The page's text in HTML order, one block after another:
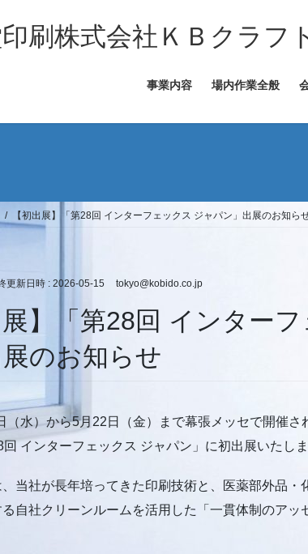
刷株式会社ＫＢクラフ
事業内容 場内作業全般
【初出展】「第28回 インターフェックス ジャパン」出展のお知ら
更新日時 : 2026-05-15 tokyo@kobido.co.jp
展】「第28回 インター
のお知らせ
（水）から5月22日（金）まで幕張メッセで開催さ
インターフェックス ジャパン」に初出展いたしま
当社が長年培ってきた印刷技術と、医薬部外品・
自社クリーンルームを活用した「一貫体制のアッ